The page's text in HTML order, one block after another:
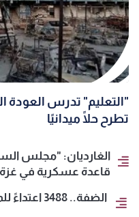
"التعليم" تدرس العودة
تطرح حلًا ميدانيًا
الغارديان: "مجلس
قاعدة عسكرية في غزة
الضفة.. 3488 اعتداءً للمستوطنين خلال 6 أشهر